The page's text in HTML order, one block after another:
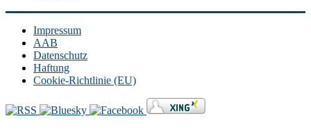
Impressum
AAB
Datenschutz
Haftung
Cookie-Richtlinie (EU)